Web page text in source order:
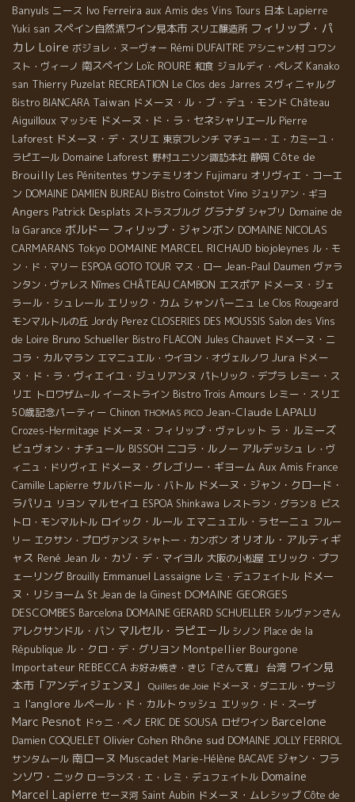
Banyuls ニース Ivo Ferreira aux Amis des Vins Tours 日本 Lapierre
Yuki san スペイン自然派ワイン見本市 スリエ醸造所 フィリップ・パ
カレ Loire ボジョレ・ヌーヴォー Rémi DUFAITRE アシニャン村 コワン
スト・ヴィーノ 南スペイン Loïc ROURE 和食 ジョルディ・ペレズ Kanako
san Thierry Puzelat RECREATION Le Clos des Jarres スヴィニャルグ
Bistro BIANCARA Taiwan ドメーヌ・ル・ブ・デュ・モンド Château
Aiguilloux マッシモ ドメーヌ・ド・ラ・セネシャリエール Pierre
Laforest ドメーヌ・デ・スリエ 東京フレンチ マチュー・エ・カミーユ・
ラピエール Domaine Laforest 野村ユニソン諏訪本社 静岡 Côte de
Brouilly Les Pénitentes サンテミリオン Fujimaru オリヴィエ・コーエ
ン DOMAINE DAMIEN BUREAU Bistro Coinstot Vino ジュリアン・ギヨ
Angers Patrick Desplats ストラスブルグ グラナダ シャブリ Domaine de
la Garance ボルドー フィリップ・ジャンボン DOMAINE NICOLAS
CARMARANS Tokyo DOMAINE MARCEL RICHAUD biojoleynes ル・モ
ン・ド・マリー ESPOA GOTO TOUR マス・ロー Jean-Paul Daumen ヴァラ
ンタン・ヴァレス Nîmes CHÂTEAU CAMBON エスポア ドメーヌ・ジェ
ラール・シュレール エリック・カム シャンパーニュ Le Clos Rougeard
モンマルトルの丘 Jordy Perez CLOSERIES DES MOUSSIS Salon des Vins
de Loire Bruno Schueller Bistro FLACON Jules Chauvet ドメーヌ・ニ
コラ・カルマラン エマニュエル・ウイヨン・オヴェルノワ Jura ドメー
ヌ・ド・ラ・ヴィエイユ・ジュリアンヌ パトリック・デプラ レミー・ス
リエ トロワザム−ル イーストライン Bistro Trois Amours レミー・スリエ
50歳記念パーティー Chinon THOMAS PICO Jean-Claude LAPALU
Crozes-Hermitage ドメーヌ・フィリップ・ヴァレット ラ・ルミーズ
ビュヴォン・ナチュール BISSOH ニコラ・ルノー アルデッシュ レ・ヴ
ィニュ・ドリヴィエ ドメーヌ・グレゴリー・ギヨーム Aux Amis France
Camille Lapierre サルバドール・バトル ドメーヌ・ジャン・クロード・
ラパリュ リヨン マルセイユ ESPOA Shinkawa レストラン・グラン８ ビス
トロ・モンマルトル ロイック・ルール エマニュエル・ラセーニュ フルー
リー エクサン・プロヴァンス シャトー・カンボン オリオル・アルティギ
ャス René Jean ル・カゾ・デ・マイヨル 大阪の小松屋 エリック・プフ
ェーリング Brouilly Emmanuel Lassaigne レミ・デュフェイトル ドメー
ヌ・リショーム St Jean de la Ginest DOMAINE GEORGES
DESCOMBES Barcelona DOMAINE GERARD SCHUELLER シルヴァンさん
アレクサンドル・バン マルセル・ラピエ－ル シノン Place de la
République ル・クロ・デ・グリヨン Montpellier Bourgone
Importateur REBECCA お好み焼き・きじ「さんて寛」 台湾 ワイン見
本市「アンディジェンヌ」
Quilles de Joie ドメーヌ・ダニエル・サージ
ュ l'anglore ルペール・ド・カルトゥッシュ エリック・ド・スーザ
Marc Pesnot ドゥニ・ペノ ERIC DE SOUSA ロゼワイン Barcelone
Damien COQUELET Olivier Cohen Rhône sud DOMAINE JOLLY FERRIOL
サンタムール 南ローヌ Muscadet Marie-Hélène BACAVE ジャン・フラ
ンソワ・ニック ローランス・エ・レミ・デュフェイトル Domaine
Marcel Lapierre セーヌ河 Saint Aubin ドメーヌ・ムレシップ Côte de